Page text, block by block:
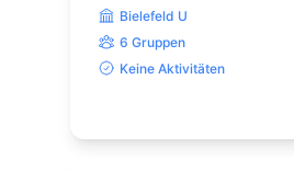
Bielefeld U
6 Gruppen
Keine Aktivitäten